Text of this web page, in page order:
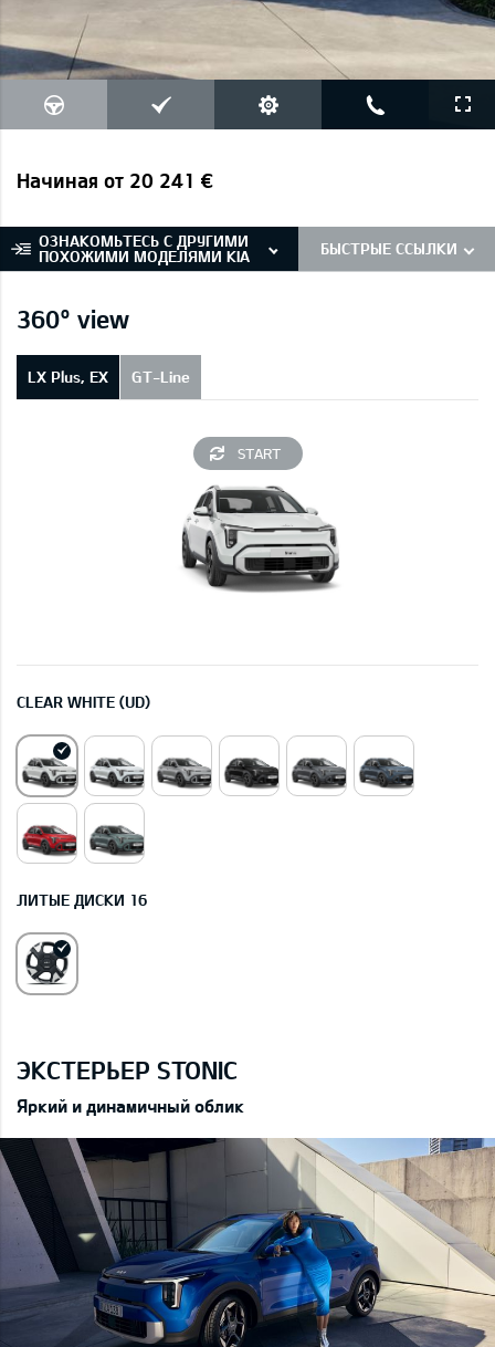
Начиная от 20 241 €
ОЗНАКОМЬТЕСЬ С ДРУГИМИ
ПОХОЖИМИ МОДЕЛЯМИ KIA
БЫСТРЫЕ ССЫЛКИ
360° view
LX Plus, EX GT-Line
START
CLEAR WHITE (UD)
ЛИТЫЕ ДИСКИ 16
ЭКСТЕРЬЕР STONIC
Яркий и динамичный облик